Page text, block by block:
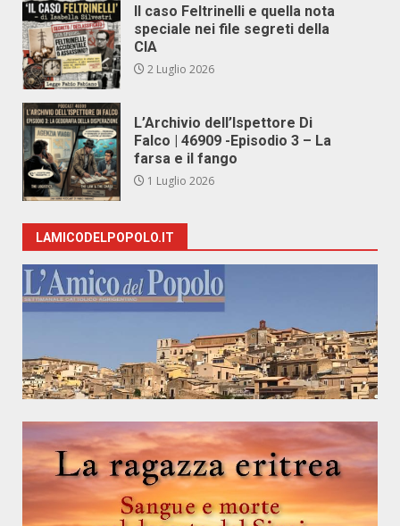
Il caso Feltrinelli e quella nota
speciale nei file segreti della
CIA
2 Luglio 2026
L’Archivio dell’Ispettore Di
Falco | 46909 -Episodio 3 – La
farsa e il fango
1 Luglio 2026
LAMICODELPOPOLO.IT